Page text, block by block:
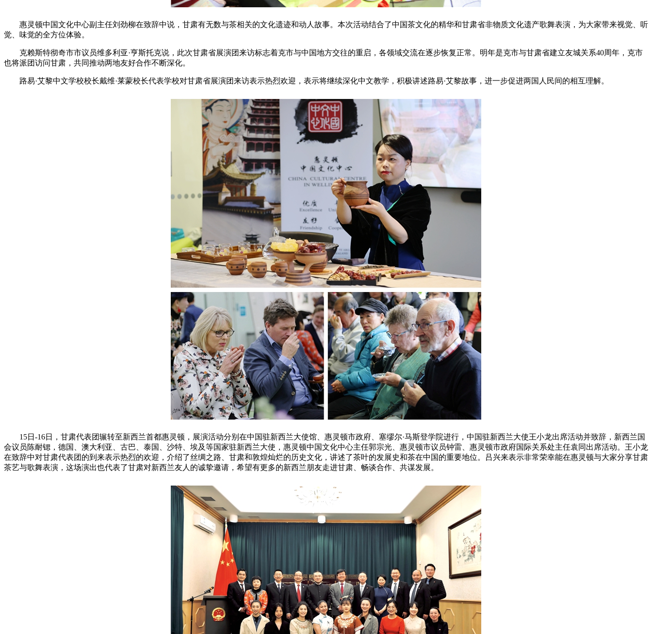
惠灵顿中国文化中心副主任刘劲柳在致辞中说，甘肃有无数与茶相关的文化遗迹和动人故事。本次活动结合了中国茶文化的精华和甘肃省非物质文化遗产歌舞表演，为大家带来视觉、听
觉、味觉的全方位体验。
克赖斯特彻奇市市议员维多利亚·亨斯托克说，此次甘肃省展演团来访标志着克市与中国地方交往的重启，各领域交流在逐步恢复正常。明年是克市与甘肃省建立友城关系40周年，克市
也将派团访问甘肃，共同推动两地友好合作不断深化。
路易·艾黎中文学校校长戴维·莱蒙校长代表学校对甘肃省展演团来访表示热烈欢迎，表示将继续深化中文教学，积极讲述路易·艾黎故事，进一步促进两国人民间的相互理解。
15日-16日，甘肃代表团辗转至新西兰首都惠灵顿，展演活动分别在中国驻新西兰大使馆、惠灵顿市政府、塞缪尔·马斯登学院进行，中国驻新西兰大使王小龙出席活动并致辞，新西兰国
会议员陈耐锶，德国、澳大利亚、古巴、泰国、沙特、埃及等国家驻新西兰大使，惠灵顿中国文化中心主任郭宗光、惠灵顿市议员钟雷、惠灵顿市政府国际关系处主任袁同出席活动。王小龙
在致辞中对甘肃代表团的到来表示热烈的欢迎，介绍了丝绸之路、甘肃和敦煌灿烂的历史文化，讲述了茶叶的发展史和茶在中国的重要地位。吕兴来表示非常荣幸能在惠灵顿与大家分享甘肃
茶艺与歌舞表演，这场演出也代表了甘肃对新西兰友人的诚挚邀请，希望有更多的新西兰朋友走进甘肃、畅谈合作、共谋发展。